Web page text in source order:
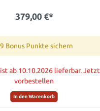
379,00 €*
Bonus Punkte sichern
ab 10.10.2026 lieferbar. Jetzt
vorbestellen
In den Warenkorb